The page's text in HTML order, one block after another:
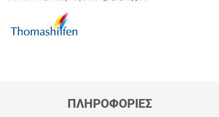
ΠΛΗΡΟΦΟΡΙΕΣ